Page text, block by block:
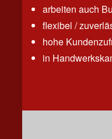
arbeiten auch
flexibel /
hohe
in